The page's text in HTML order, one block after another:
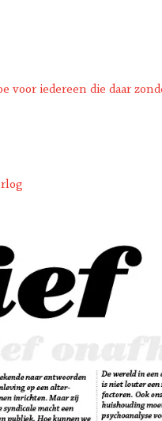
iedereen die daar